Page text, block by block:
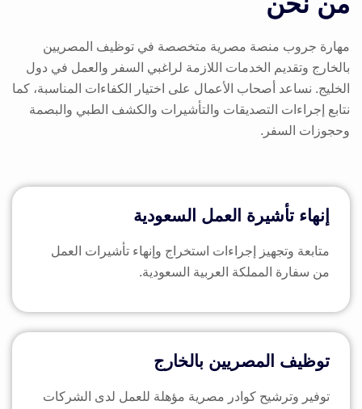
مهارة جروب منصة مصرية متخصصة في توظيف المصريين
بالخارج وتقديم الخدمات اللازمة لراغبي السفر والعمل في دول
الخليج. نساعد أصحاب الأعمال على اختيار الكفاءات المناسبة، كما
نتابع إجراءات التصديقات والتأشيرات والكشف الطبي والبصمة
وحجوزات السفر.
إنهاء تأشيرة العمل السعودية
متابعة وتجهيز إجراءات استخراج وإنهاء تأشيرات العمل
من سفارة المملكة العربية السعودية.
توظيف المصريين بالخارج
توفير وترشيح كوادر مصرية مؤهلة للعمل لدى الشركات